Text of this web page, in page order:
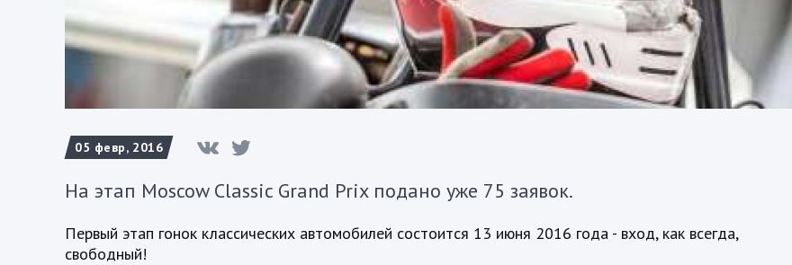
05 февр, 2016
На этап Moscow Classic Grand Prix подано уже 75 заявок.
Первый этап гонок классических автомобилей состоится 13 июня 2016 года - вход, как всегда,
свободный!